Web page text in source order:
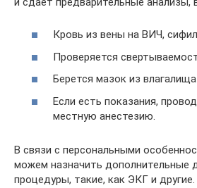
Кровь из вены на ВИЧ,
Проверяется
Берется мазок из
Если есть показания,
местную анестезию.
В связи с персональными
можем назначить дополнительные
процедуры, такие, как ЭКГ и другие.